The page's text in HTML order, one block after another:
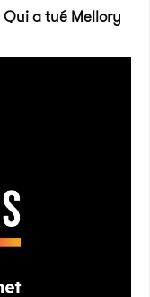
Qui a tué Mellory